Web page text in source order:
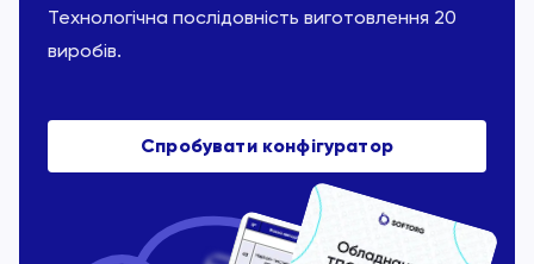
Технологічна послідовність виготовлення 20
виробів.
Спробувати конфігуратор